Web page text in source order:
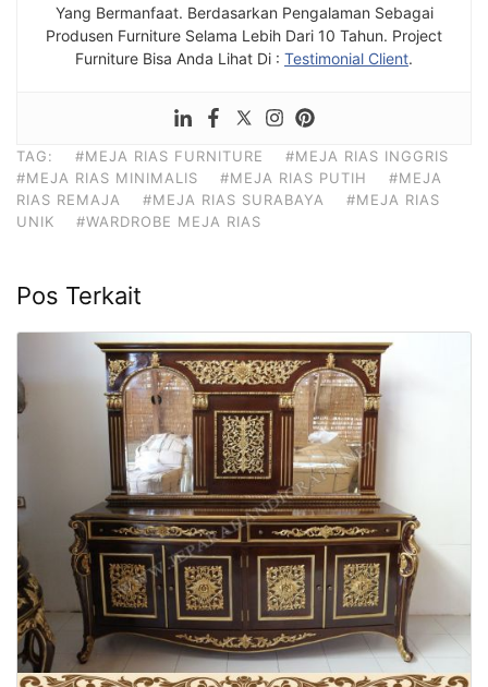
Yang Bermanfaat. Berdasarkan Pengalaman Sebagai
Produsen Furniture Selama Lebih Dari 10 Tahun. Project
Furniture Bisa Anda Lihat Di : Testimonial Client.
TAG: #MEJA RIAS FURNITURE
#MEJA RIAS INGGRIS
#MEJA RIAS MINIMALIS
#MEJA RIAS PUTIH
#MEJA
RIAS REMAJA
#MEJA RIAS SURABAYA
#MEJA RIAS
UNIK
#WARDROBE MEJA RIAS
Pos Terkait